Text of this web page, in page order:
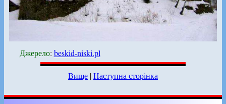
Джерело: beskid-niski.pl
Вище |Наступна сторінка